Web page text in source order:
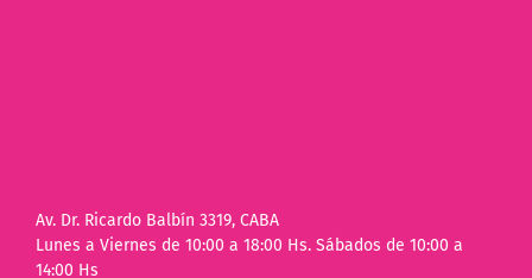
Av. Dr. Ricardo Balbín 3319, CABA
Lunes a Viernes de 10:00 a 18:00 Hs. Sábados de 10:00 a
14:00 Hs